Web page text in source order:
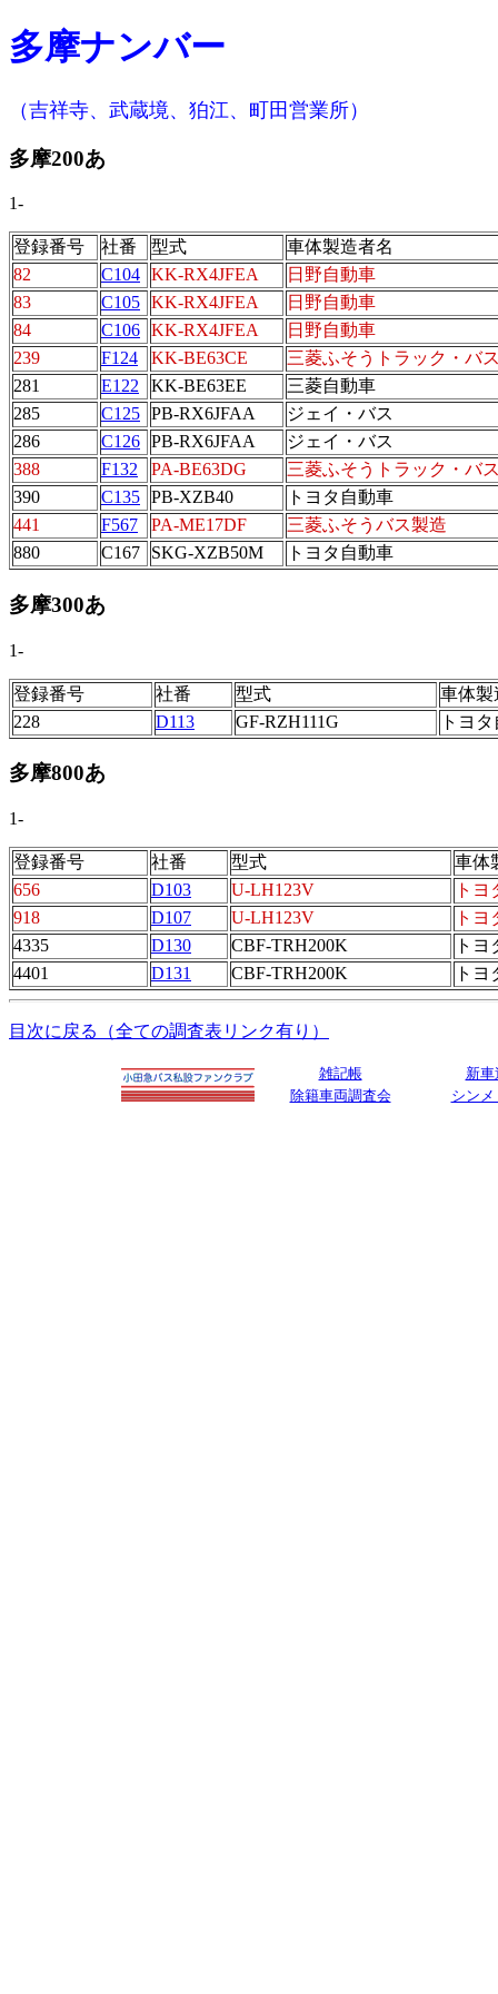
多摩ナンバー
（吉祥寺、武蔵境、狛江、町田営業所）
多摩200あ
1-
登録番号 社番 型式
車体製造者名
82
C104 KK-RX4JFEA
日野自動車
83
C105 KK-RX4JFEA
日野自動車
84
C106 KK-RX4JFEA
日野自動車
239
F124 KK-BE63CE
三菱ふそうトラック・バ
281
E122 KK-BE63EE
三菱自動車
285
C125 PB-RX6JFAA
ジェイ・バス
286
C126 PB-RX6JFAA
ジェイ・バス
388
F132 PA-BE63DG
三菱ふそうトラック・バ
390
C135 PB-XZB40
トヨタ自動車
441
F567 PA-ME17DF
三菱ふそうバス製造
880
C167 SKG-XZB50M トヨタ自動車
多摩300あ
1-
登録番号 社番 型式
車体製
228
D113 GF-RZH111G トヨ
多摩800あ
1-
登録番号 社番 型式
車体
656
D103 U-LH123V
ト
918
D107 U-LH123V
ト
4335
D130 CBF-TRH200K
ト
4401
D131 CBF-TRH200K ト
目次に戻る（全ての調査表リンク有り）
雑記帳
新車
除籍車両調査会
シン